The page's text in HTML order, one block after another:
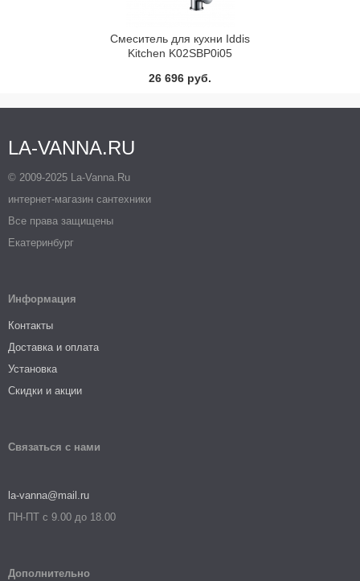
Смеситель для кухни Iddis
Kitchen K02SBP0i05
26 696 руб.
LA-VANNA.RU
© 2009-2025 La-Vanna.Ru
интернет-магазин сантехники
Все права защищены
Екатеринбург
Информация
Контакты
Доставка и оплата
Установка
Скидки и акции
Связаться с нами
la-vanna@mail.ru
ПН-ПТ с 9.00 до 18.00
Дополнительно